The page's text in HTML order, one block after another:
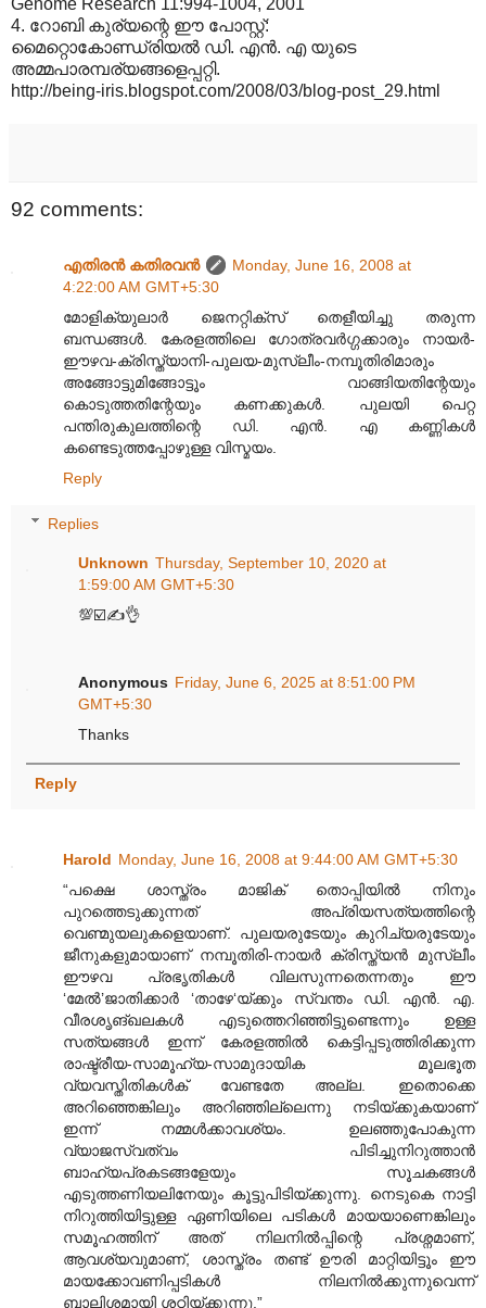
4. റോബി കുര്യന്റെ ഈ പോസ്റ്റ്:
മൈറ്റൊകോണ്ഡ്രിയല്‍ ഡി. എന്‍. എ യുടെ
അമ്മപാരമ്പര്യങ്ങളെപ്പറ്റി.
http://being-iris.blogspot.com/2008/03/blog-post_29.html
92 comments:
എതിരന്‍ കതിരവന്‍
Monday, June 16, 2008 at
4:22:00 AM GMT+5:30
മോളിക്യുലാര്‍‍ ജെനറ്റിക്സ് തെളീയിച്ചു തരുന്ന
ബന്ധങ്ങള്‍. കേരളത്തിലെ ഗോത്രവര്‍ഗ്ഗക്കാരും നായര്‍-
ഈഴവ-ക്രിസ്ത്യാനി-പുലയ-മുസ്ലീം-നമ്പൂതിരിമാരും
അങ്ങോട്ടുമിങ്ങോട്ടൂം വാങ്ങിയതിന്റേയും
കൊടുത്തതിന്റേയും കണക്കുകള്‍. പുലയി പെറ്റ
പന്തിരുകുലത്തിന്റെ ഡി. എന്‍. എ കണ്ണികള്‍
കണ്ടെടുത്തപ്പോഴുള്ള വിസ്മയം.
Reply
Replies
Unknown Thursday, September 10, 2020 at
1:59:00 AM GMT+5:30
💯☑️✍️👌
Anonymous Friday, June 6, 2025 at 8:51:00 PM
GMT+5:30
Thanks
Reply
Harold Monday, June 16, 2008 at 9:44:00 AM GMT+5:30
“പക്ഷെ ശാസ്ത്രം മാജിക് തൊപ്പിയില്‍ നിനും
പുറത്തെടുക്കുന്നത് അപ്രിയസത്യത്തിന്റെ
വെണ്മുയലുകളെയാണ്. പുലയരുടേയും കുറിച്യരുടേയും
ജീനുകളുമായാണ് നമ്പൂതിരി-നായര്‍ ക്രിസ്ത്യന്‍ മുസ്ലീം
ഈഴവ പ്രഭൃതികള്‍ വിലസുന്നതെന്നതും ഈ
‘മേല്‍‍’ജാതിക്കാര്‍ ‘താഴേ‘യ്ക്കും സ്വന്തം ഡി. എന്‍. എ.
വീരശൃങ്ഖലകള്‍ എടുത്തെറിഞ്ഞിട്ടുണ്ടെന്നും ഉള്ള
സത്യങ്ങള്‍ ഇന്ന് കേരളത്തില്‍ കെട്ടിപ്പടുത്തിരിക്കുന്ന
രാഷ്ട്രീയ-സാമൂഹ്യ-സാമുദായിക മൂലഭൂത
വ്യവസ്തിതികള്‍ക് വേണ്ടതേ അല്ല. ഇതൊക്കെ
അറിഞ്ഞെങ്കിലും അറിഞ്ഞില്ലെന്നു നടിയ്ക്കുകയാണ്
ഇന്ന് നമ്മള്‍ക്കാവശ്യം. ഉലഞ്ഞുപോകുന്ന
വ്യാജസ്വത്വം പിടിച്ചുനിറുത്താന്‍
ബാഹ്യപ്രകടങ്ങളേയും സൂചകങ്ങള്‍
എടുത്തണിയലിനേയും കൂട്ടുപിടിയ്ക്കുന്നു. നെടുകെ നാട്ടി
നിറുത്തിയിട്ടുള്ള ഏണിയിലെ പടികള്‍ മായയാണെങ്കിലും
സമൂഹത്തിന് അത് നിലനില്‍പ്പിന്റെ പ്രശ്നമാണ്,
ആവശ്യവുമാണ്, ശാസ്ത്രം തണ്ട് ഊരി മാറ്റിയിട്ടൂം ഈ
മായക്കോവണിപ്പടികള്‍ നിലനില്‍ക്കുന്നുവെന്ന്
ബാലിശമായി ശഠിയ്ക്കുന്നു.”